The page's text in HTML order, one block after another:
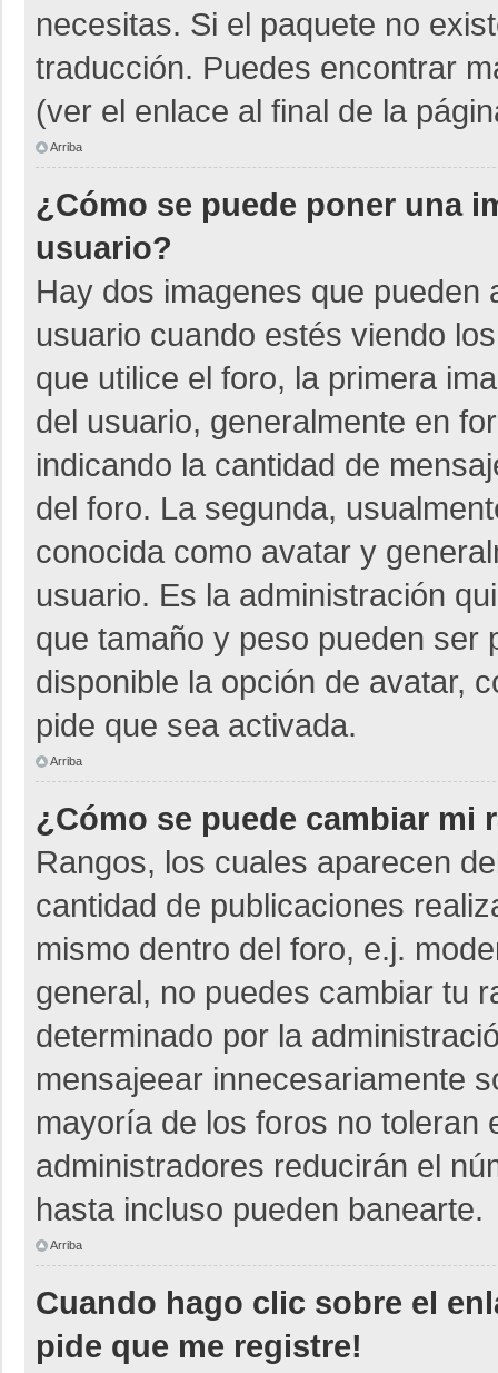
necesitas. Si el paquete no
traducción. Puedes encontrar
(ver el enlace al final de la
Arriba
¿Cómo se puede poner una
usuario?
Hay dos imagenes que
usuario cuando estés viendo
que utilice el foro, la primera
del usuario, generalmente en
indicando la cantidad de
del foro. La segunda,
conocida como avatar y
usuario. Es la administración
que tamaño y peso pueden ser
disponible la opción de avatar,
pide que sea activada.
Arriba
¿Cómo se puede cambiar mi
Rangos, los cuales aparecen
cantidad de publicaciones
mismo dentro del foro, e.j.
general, no puedes cambiar tu
determinado por la
mensajeear innecesariamente
mayoría de los foros no toleran
administradores reducirán el
hasta incluso pueden banearte.
Arriba
Cuando hago clic sobre el
pide que me registre!